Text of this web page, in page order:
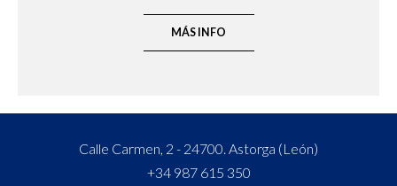
MÁS INFO
Calle Carmen, 2 - 24700. Astorga (León)
+34 987 615 350